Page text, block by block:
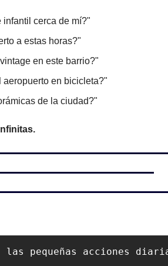
cerca de mí?"
a estas horas?"
en este barrio?"
en bicicleta?"
de la ciudad?"
pequeñas acciones